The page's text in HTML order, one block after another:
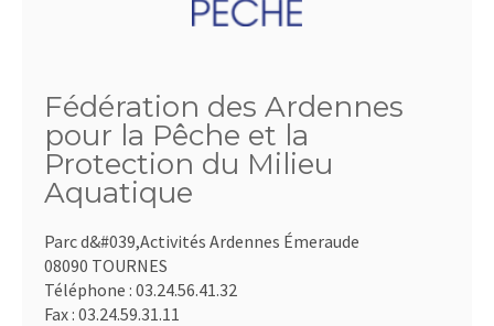
Fédération des Ardennes
pour la Pêche et la
Protection du Milieu
Aquatique
Parc d&#039,Activités Ardennes Émeraude
08090 TOURNES
Téléphone : 03.24.56.41.32
Fax : 03.24.59.31.11